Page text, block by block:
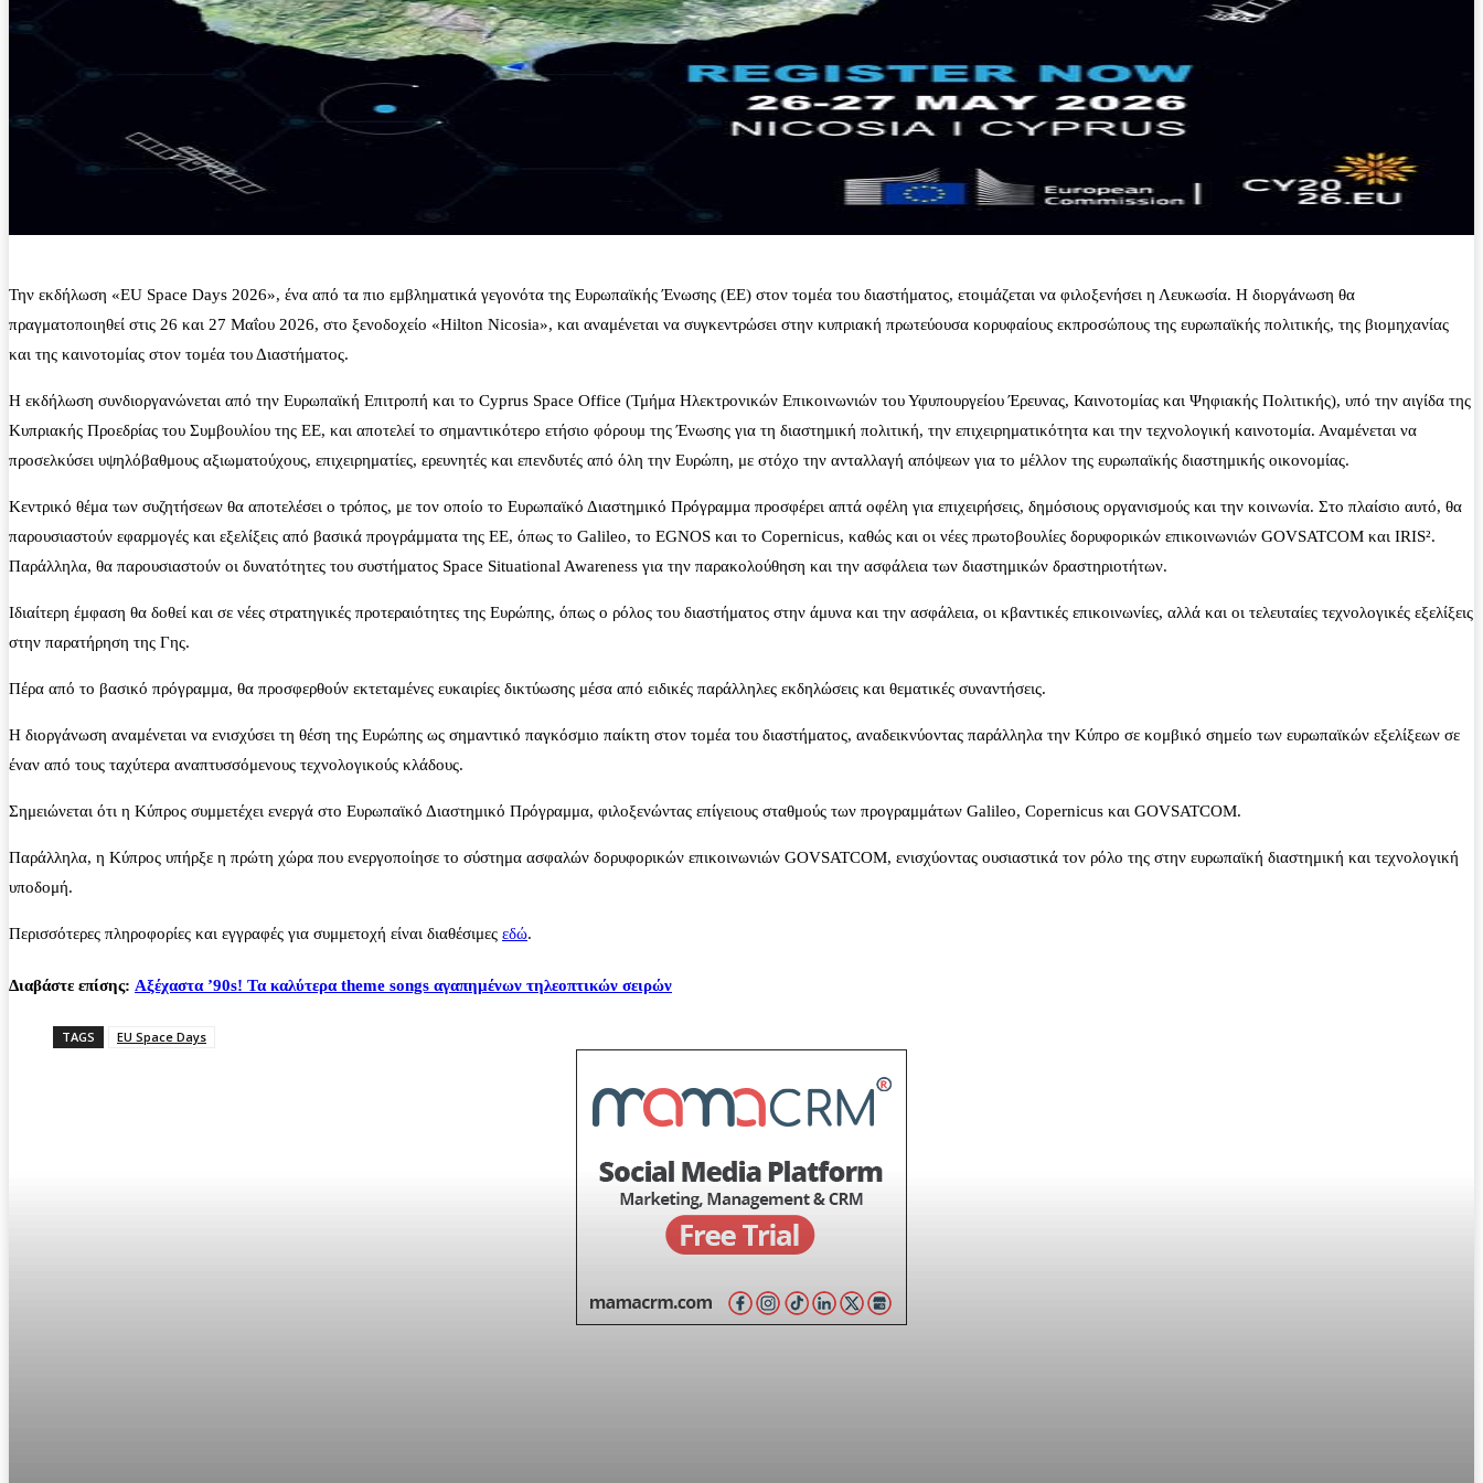
Την εκδήλωση «EU Space Days 2026», ένα από τα πιο εμβληματικά γεγονότα της Ευρωπαϊκής Ένωσης (ΕΕ) στον τομέα του διαστήματος, ετοιμάζεται να φιλοξενήσει η Λευκωσία. Η διοργάνωση θα
πραγματοποιηθεί στις 26 και 27 Μαΐου 2026, στο ξενοδοχείο «Hilton Nicosia», και αναμένεται να συγκεντρώσει στην κυπριακή πρωτεύουσα κορυφαίους εκπροσώπους της ευρωπαϊκής πολιτικής, της βιομηχανίας
και της καινοτομίας στον τομέα του Διαστήματος.
Η εκδήλωση συνδιοργανώνεται από την Ευρωπαϊκή Επιτροπή και το Cyprus Space Office (Τμήμα Ηλεκτρονικών Επικοινωνιών του Υφυπουργείου Έρευνας, Καινοτομίας και Ψηφιακής Πολιτικής), υπό την αιγίδα της
Κυπριακής Προεδρίας του Συμβουλίου της ΕΕ, και αποτελεί το σημαντικότερο ετήσιο φόρουμ της Ένωσης για τη διαστημική πολιτική, την επιχειρηματικότητα και την τεχνολογική καινοτομία. Αναμένεται να
προσελκύσει υψηλόβαθμους αξιωματούχους, επιχειρηματίες, ερευνητές και επενδυτές από όλη την Ευρώπη, με στόχο την ανταλλαγή απόψεων για το μέλλον της ευρωπαϊκής διαστημικής οικονομίας.
Κεντρικό θέμα των συζητήσεων θα αποτελέσει ο τρόπος, με τον οποίο το Ευρωπαϊκό Διαστημικό Πρόγραμμα προσφέρει απτά οφέλη για επιχειρήσεις, δημόσιους οργανισμούς και την κοινωνία. Στο πλαίσιο αυτό, θα
παρουσιαστούν εφαρμογές και εξελίξεις από βασικά προγράμματα της ΕΕ, όπως το Galileo, το EGNOS και το Copernicus, καθώς και οι νέες πρωτοβουλίες δορυφορικών επικοινωνιών GOVSATCOM και IRIS².
Παράλληλα, θα παρουσιαστούν οι δυνατότητες του συστήματος Space Situational Awareness για την παρακολούθηση και την ασφάλεια των διαστημικών δραστηριοτήτων.
Ιδιαίτερη έμφαση θα δοθεί και σε νέες στρατηγικές προτεραιότητες της Ευρώπης, όπως ο ρόλος του διαστήματος στην άμυνα και την ασφάλεια, οι κβαντικές επικοινωνίες, αλλά και οι τελευταίες τεχνολογικές εξελίξεις
στην παρατήρηση της Γης.
Πέρα από το βασικό πρόγραμμα, θα προσφερθούν εκτεταμένες ευκαιρίες δικτύωσης μέσα από ειδικές παράλληλες εκδηλώσεις και θεματικές συναντήσεις.
Η διοργάνωση αναμένεται να ενισχύσει τη θέση της Ευρώπης ως σημαντικό παγκόσμιο παίκτη στον τομέα του διαστήματος, αναδεικνύοντας παράλληλα την Κύπρο σε κομβικό σημείο των ευρωπαϊκών εξελίξεων σε
έναν από τους ταχύτερα αναπτυσσόμενους τεχνολογικούς κλάδους.
Σημειώνεται ότι η Κύπρος συμμετέχει ενεργά στο Ευρωπαϊκό Διαστημικό Πρόγραμμα, φιλοξενώντας επίγειους σταθμούς των προγραμμάτων Galileo, Copernicus και GOVSATCOM.
Παράλληλα, η Κύπρος υπήρξε η πρώτη χώρα που ενεργοποίησε το σύστημα ασφαλών δορυφορικών επικοινωνιών GOVSATCOM, ενισχύοντας ουσιαστικά τον ρόλο της στην ευρωπαϊκή διαστημική και τεχνολογική
υποδομή.
Περισσότερες πληροφορίες και εγγραφές για συμμετοχή είναι διαθέσιμες εδώ.
Διαβάστε επίσης: Αξέχαστα ’90s! Τα καλύτερα theme songs αγαπημένων τηλεοπτικών σειρών
TAGS EU Space Days